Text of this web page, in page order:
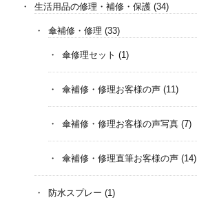
生活用品の修理・補修・保護 (34)
傘補修・修理 (33)
傘修理セット (1)
傘補修・修理お客様の声 (11)
傘補修・修理お客様の声写真 (7)
傘補修・修理直筆お客様の声 (14)
防水スプレー (1)